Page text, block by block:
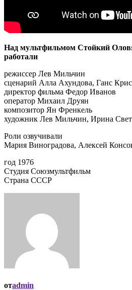
Над мультфильмом Стойкий
работали
режиссер Лев Мильчин
сценарий Алла Ахундова, Ганс
директор фильма Федор Иванов
оператор Михаил Друян
композитор Ян Френкель
художник Лев Мильчин, Ирина
Роли озвучивали
Мария Виноградова, Алексей
год 1976
Студия Союзмультфильм
Страна СССР
отadmin